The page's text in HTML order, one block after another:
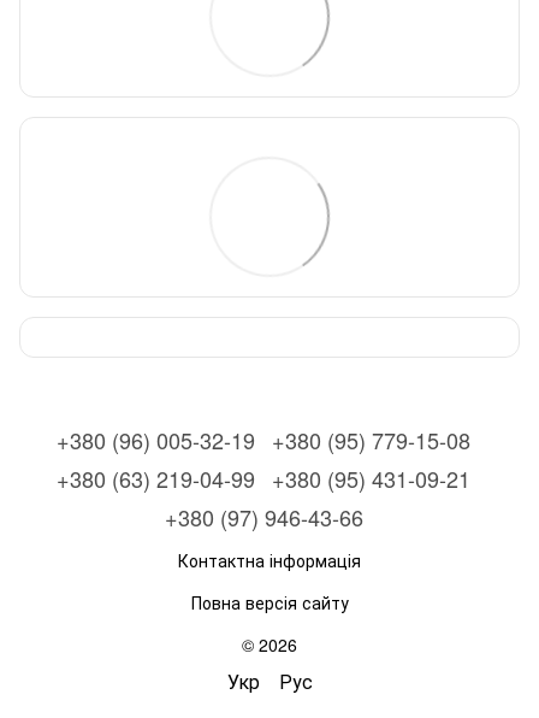
+380 (96) 005-32-19
+380 (95) 779-15-08
+380 (63) 219-04-99
+380 (95) 431-09-21
+380 (97) 946-43-66
Контактна інформація
Повна версія сайту
© 2026
Укр Рус